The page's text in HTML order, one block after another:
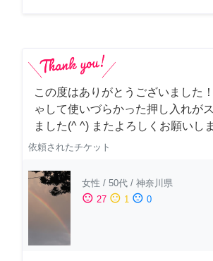
この度はありがとうございました
ゃして使いづらかった押し入れが
ました(^ ^) またよろしくお願いし
依頼されたチケット
女性 / 50代 / 神奈川県
sentiment_satisfied 27 sentiment_neutral 1 sentiment_dissatisfied 0